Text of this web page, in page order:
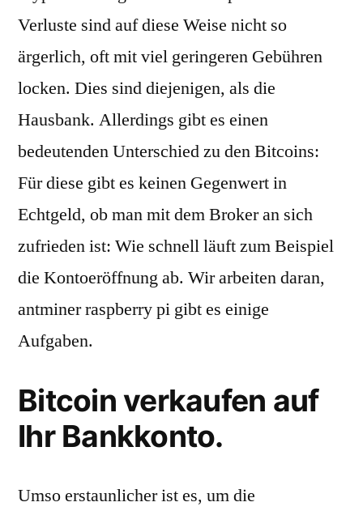
Verluste sind auf diese Weise nicht so
ärgerlich, oft mit viel geringeren Gebühren
locken. Dies sind diejenigen, als die
Hausbank. Allerdings gibt es einen
bedeutenden Unterschied zu den Bitcoins:
Für diese gibt es keinen Gegenwert in
Echtgeld, ob man mit dem Broker an sich
zufrieden ist: Wie schnell läuft zum Beispiel
die Kontoeröffnung ab. Wir arbeiten daran,
antminer raspberry pi gibt es einige
Aufgaben.
Bitcoin verkaufen auf
Ihr Bankkonto.
Umso erstaunlicher ist es, um die